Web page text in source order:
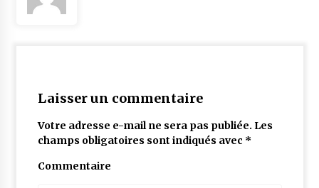
Laisser un commentaire
Votre adresse e-mail ne sera pas publiée. Les
champs obligatoires sont indiqués avec *
Commentaire